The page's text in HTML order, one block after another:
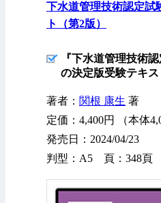
下水道管理技術認定
ト（第2版）
『下水道管理技術
の決定版受験テキス
著者： 関根 康生 著
定価：4,400円 （本体
発売日：2024/04/23
判型：A5 頁：348頁